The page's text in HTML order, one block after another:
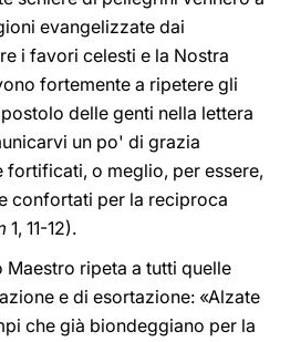
evangelizzate dai
i favori celesti e la Nostra
fortemente a ripetere gli
delle genti nella lettera
un po' di grazia
fortificati, o meglio, per essere,
confortati per la reciproca
1, 11-12).
Maestro ripeta a tutti quelle
e di esortazione: «Alzate
che già biondeggiano per la